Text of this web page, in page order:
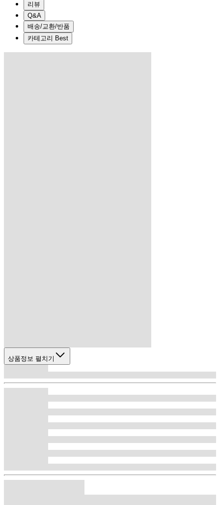
리뷰
Q&A
배송/교환/반품
카테고리 Best
상품정보 펼치기